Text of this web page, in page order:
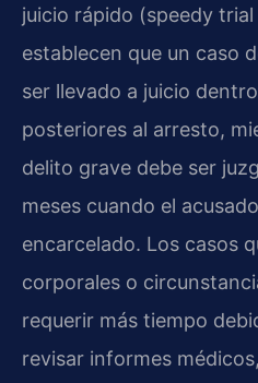
juicio rápido (speedy
establecen que un caso
ser llevado a juicio
posteriores al arresto,
delito grave debe ser
meses cuando el
encarcelado. Los casos
corporales o
requerir más tiempo
revisar informes